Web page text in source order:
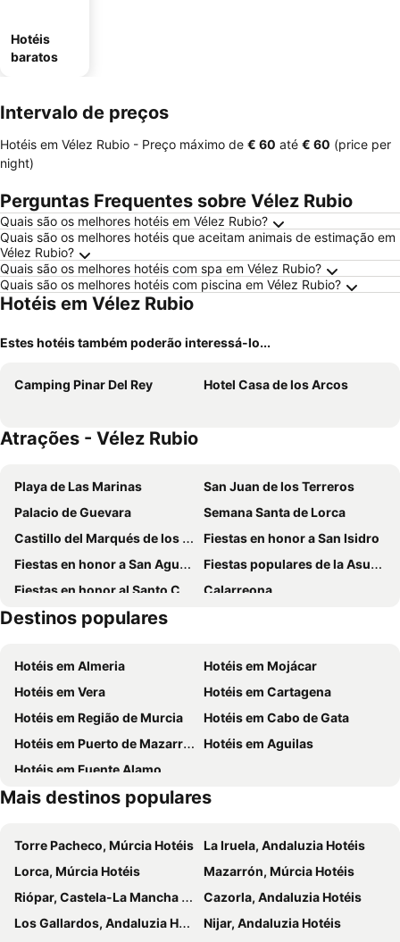
Hotéis
baratos
Intervalo de preços
Hotéis em Vélez Rubio - Preço máximo de ‎€ 60 até ‎€ 60 (price per
night)
Perguntas Frequentes sobre Vélez Rubio
Quais são os melhores hotéis em Vélez Rubio?
Quais são os melhores hotéis que aceitam animais de estimação em
Vélez Rubio?
Quais são os melhores hotéis com spa em Vélez Rubio?
Quais são os melhores hotéis com piscina em Vélez Rubio?
Hotéis em Vélez Rubio
Estes hotéis também poderão interessá-lo...
Camping Pinar Del Rey Hotel Casa de los Arcos
Atrações - Vélez Rubio
Playa de Las Marinas
San Juan de los Terreros
Palacio de Guevara
Semana Santa de Lorca
Castillo del Marqués de los Vélez
Fiestas en honor a San Isidro
Fiestas en honor a San Agustín
Fiestas populares de la Asunción
Fiestas en honor al Santo Cristo de la Toscana
Calarreona
La Carolina
Destinos populares
Hotéis em Almeria
Hotéis em Mojácar
Hotéis em Vera
Hotéis em Cartagena
Hotéis em Região de Murcia
Hotéis em Cabo de Gata
Hotéis em Puerto de Mazarrón
Hotéis em Aguilas
Hotéis em Fuente Alamo
Mais destinos populares
Torre Pacheco, Múrcia Hotéis
La Iruela, Andaluzia Hotéis
Lorca, Múrcia Hotéis
Mazarrón, Múrcia Hotéis
Riópar, Castela-La Mancha Hotéis
Cazorla, Andaluzia Hotéis
Los Gallardos, Andaluzia Hotéis
Nijar, Andaluzia Hotéis